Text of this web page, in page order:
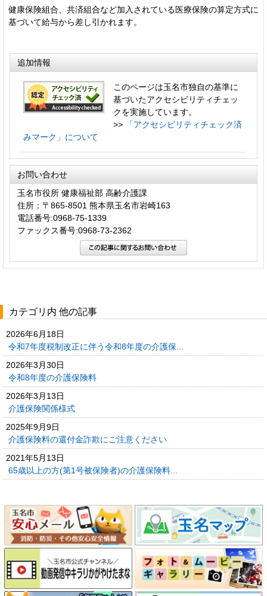
健康保険組合、共済組合など加入されている医療保険の算定方式に
基づいて給与から差し引かれます。
追加情報
このページは玉名市独自の基準に
基づいたアクセシビリティチェッ
クを実施しています。
>>
「アクセシビリティチェック済
みマーク」について
お問い合わせ
玉名市役所 健康福祉部 高齢介護課
住所：〒865-8501 熊本県玉名市岩崎163
電話番号:0968-75-1339
ファックス番号:0968-73-2362
カテゴリ内 他の記事
2026年6月18日
令和7年度税制改正に伴う令和8年度の介護保...
2026年3月30日
令和8年度の介護保険料
2026年3月13日
介護保険関係様式
2025年9月9日
介護保険料の還付金詐欺にご注意ください
2021年5月13日
65歳以上の方(第1号被保険者)の介護保険料...